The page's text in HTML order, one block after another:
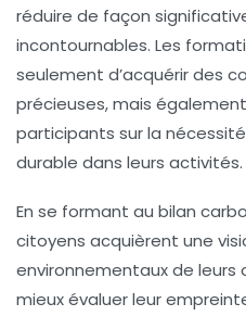
réduire de façon
incontournables. Les
seulement d’acquérir des
précieuses, mais
participants sur la
durable dans leurs activités.
En se formant au bilan
citoyens acquièrent une
environnementauxde leurs
mieux évaluer leur